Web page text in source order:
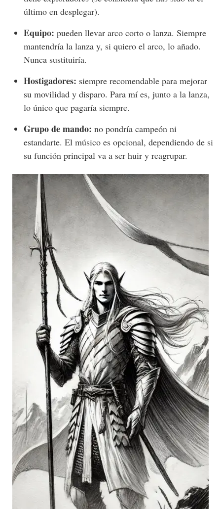
último en desplegar).
Equipo: pueden llevar arco corto o lanza. Siempre
mantendría la lanza y, si quiero el arco, lo añado.
Nunca sustituiría.
Hostigadores: siempre recomendable para mejorar
su movilidad y disparo. Para mí es, junto a la lanza,
lo único que pagaría siempre.
Grupo de mando: no pondría campeón ni
estandarte. El músico es opcional, dependiendo de si
su función principal va a ser huir y reagrupar.